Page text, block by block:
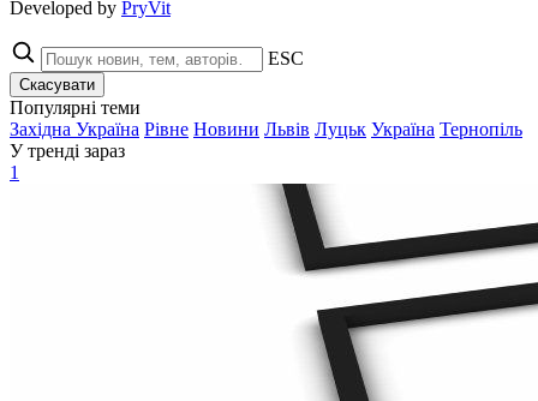
Developed by PryVit
ESC
Скасувати
Популярні теми
Західна Україна Рівне Новини Львів Луцьк Україна Тернопіль
У тренді зараз
1